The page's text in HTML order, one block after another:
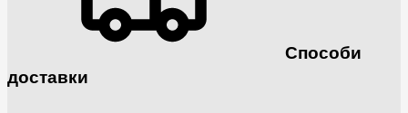
Способи
доставки